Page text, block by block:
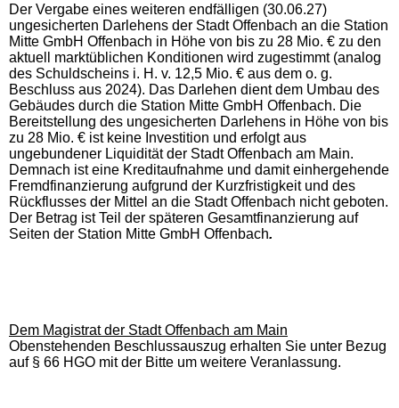
Der Vergabe eines weiteren endfälligen (30.06.27)
ungesicherten Darlehens der Stadt Offenbach an die Station
Mitte GmbH Offenbach in Höhe von bis zu 28 Mio. € zu den
aktuell marktüblichen Konditionen wird zugestimmt (analog
des Schuldscheins i. H. v. 12,5 Mio. € aus dem o. g.
Beschluss aus 2024). Das Darlehen dient dem Umbau des
Gebäudes durch die Station Mitte GmbH Offenbach. Die
Bereitstellung des ungesicherten Darlehens in Höhe von bis
zu 28 Mio. € ist keine Investition und erfolgt aus
ungebundener Liquidität der Stadt Offenbach am Main.
Demnach ist eine Kreditaufnahme und damit einhergehende
Fremdfinanzierung aufgrund der Kurzfristigkeit und des
Rückflusses der Mittel an die Stadt Offenbach nicht geboten.
Der Betrag ist Teil der späteren Gesamtfinanzierung auf
Seiten der Station Mitte GmbH Offenbach.
Dem Magistrat der Stadt Offenbach am Main
Obenstehenden Beschlussauszug erhalten Sie unter Bezug
auf § 66 HGO mit der Bitte um weitere Veranlassung.